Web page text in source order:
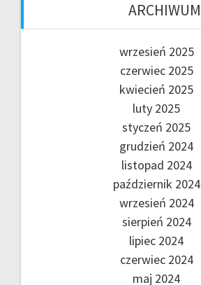
ARCHIWUM
wrzesień 2025
czerwiec 2025
kwiecień 2025
luty 2025
styczeń 2025
grudzień 2024
listopad 2024
październik 2024
wrzesień 2024
sierpień 2024
lipiec 2024
czerwiec 2024
maj 2024